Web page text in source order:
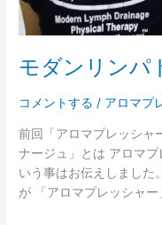
モダンリンパ
コメントする / アロマプ
前回「アロマプレッシャ
ナージュ」とは アロマ
いう事はお伝えしました
が 「アロマプレッシャ
と
は？